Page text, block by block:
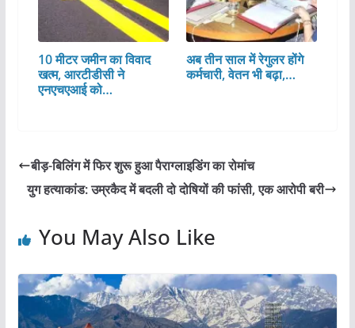
10 मीटर जमीन का विवाद
खत्म, आरटीडीसी ने
एनएचएआई को…
अब तीन साल में रेगुलर होंगे
कर्मचारी, वेतन भी बढ़ा,…
बीड़-बिलिंग में फिर शुरू हुआ पैराग्लाइडिंग का रोमांच
युग हत्याकांड: उम्रकैद में बदली दो दोषियों की फांसी, एक आरोपी बरी
You May Also Like